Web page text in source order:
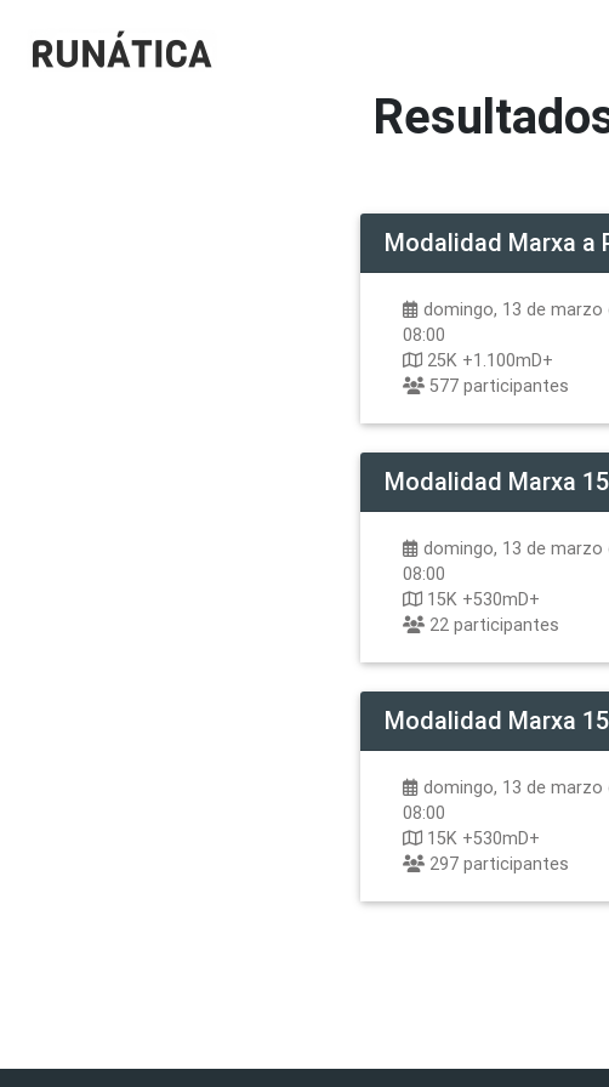
Modalidad Marxa a
domingo, 13 de marzo
08:00
25K +1.100mD+
577participantes
Modalidad Marxa
domingo, 13 de marzo
08:00
15K +530mD+
22participantes
Modalidad Marxa
domingo, 13 de marzo
08:00
15K +530mD+
297participantes